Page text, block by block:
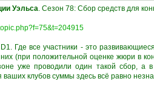
Уэльса. Сезон 78: Сбор средств для
Где все участники - это
(при положительной оценке жюри в
уже проводили один такой сбор, а в
клубов суммы здесь всё равно